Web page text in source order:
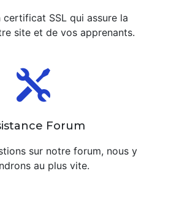
certificat SSL qui assure la
site et de vos apprenants.

Forum
sur notre forum, nous y
au plus vite.